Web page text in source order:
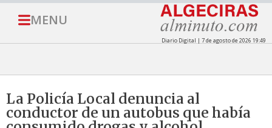
MENU
Diario Digital | 7 de agosto de 2026 19:49
La Policía Local denuncia al
conductor de un autobus que había